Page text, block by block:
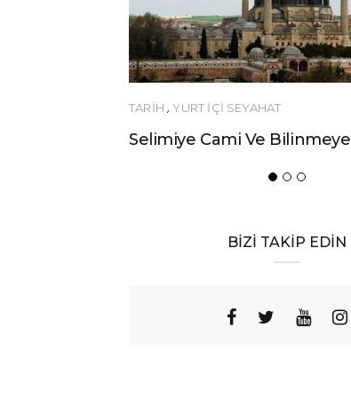
,YURT İÇİ SEYAHAT
Selimiye Cami Ve Bilinmeyenleri
BİZİ TAKİP EDİN